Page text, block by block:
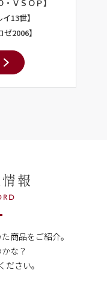
ＶＳＯＰ】
13世】
2006】
報
商品をご紹介。
な？
さい。